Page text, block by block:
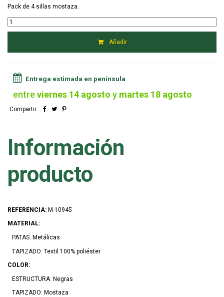
Pack de 4 sillas mostaza.
Añadir
Entrega estimada en península
entre viernes 14 agosto y martes 18 agosto
Compartir:
Información
producto
REFERENCIA: M-10945
MATERIAL:
PATAS: Metálicas
TAPIZADO: Textil 100% poliéster
COLOR:
ESTRUCTURA: Negras
TAPIZADO: Mostaza